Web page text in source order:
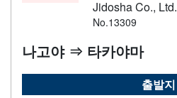
Jidosha Co., Ltd.
No.13309
나고야 ⇒ 타카야마
출발지